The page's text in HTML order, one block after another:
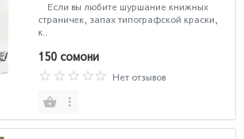
Если вы любите шуршание книжных
страничек, запах типографской краски,
к..
150 сомони
Нет отзывов